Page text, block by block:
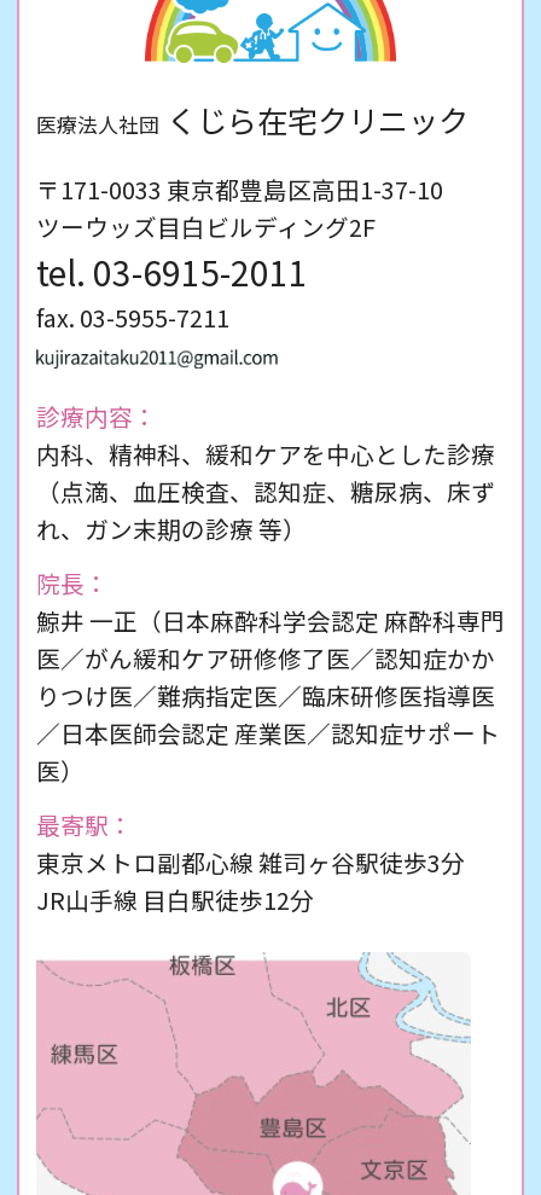
医療法人社団 くじら在宅クリニック
〒171-0033 東京都豊島区高田1-37-10
ツーウッズ目白ビルディング2F
03-6915-2011
fax. 03-5955-7211
診療内容：
内科、精神科、緩和ケアを中心とした診療
（点滴、血圧検査、認知症、糖尿病、床ず
れ、ガン末期の診療 等）
院長：
鯨井 一正（日本麻酔科学会認定 麻酔科専門
医／がん緩和ケア研修修了医／認知症かか
りつけ医／難病指定医／臨床研修医指導医
／日本医師会認定 産業医／認知症サポート
医）
最寄駅：
東京メトロ副都心線 雑司ヶ谷駅徒歩3分
JR山手線 目白駅徒歩12分